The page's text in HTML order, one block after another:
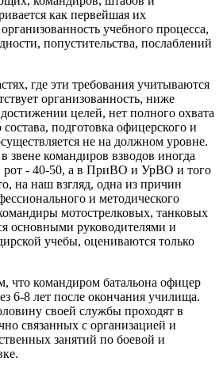
как первейшая их
учебного процесса,
попустительства, послаблений
где эти требования учитываются
организованность, ниже
целей, нет полного охвата
подготовка офицерского и
не на должном уровне.
звене командиров взводов иногда
рот - 40-50, а в ПриВО и УрВО и того
на наш взгляд, одна из причин
и методического
мотострелковых, танковых
основными руководителями и
учебы, оцениваются только
что командиром батальона офицер
6-8 лет после окончания училища.
своей службы проходят в
связанных с организацией и
занятий по боевой и